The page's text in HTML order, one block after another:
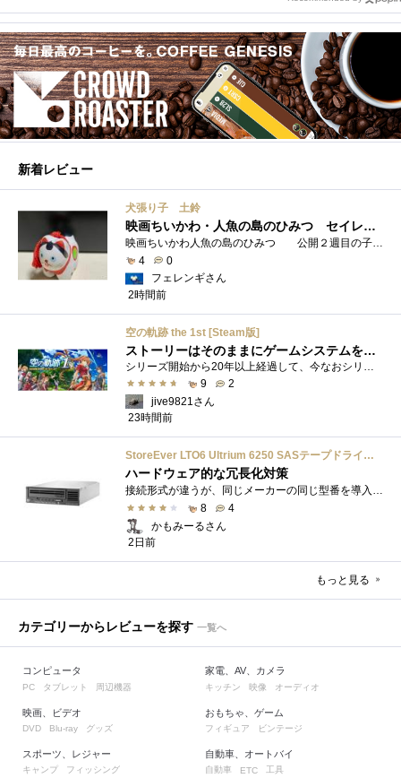
新着レビュー
犬張り子 土鈴
映画ちいかわ・人魚の島のひみつ セイレーンのモデルは犬だった？
4
0
フェレンギさん
2時間前
空の軌跡 the 1st [Steam版]
ストーリーはそのままにゲームシステムを現代化
9
2
jive9821さん
23時間前
StoreEver LTO6 Ultrium 6250 SASテープドライブ(内蔵型)
ハードウェア的な冗長化対策
接続形式が違うが、同じメーカーの同じ型番を導入しています。製品としてのレビューは下記の方で行っています。いざ使おうとしたときに故障�...
8
4
かもみーるさん
2日前
もっと見る
カテゴリーからレビューを探す 一覧へ
コンピュータ
PC タブレット 周辺機器
映画、ビデオ
DVD Blu-ray グッズ
スポーツ、レジャー
キャンプ フィッシング
家電、AV、カメラ
キッチン 映像 オーディオ
おもちゃ、ゲーム
フィギュア ビンテージ
自動車、オートバイ
自動車 ETC 工具